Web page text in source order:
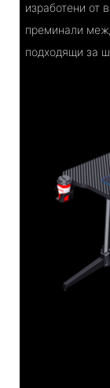
изработени от
преминали
подходящи за